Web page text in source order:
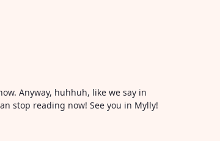
Anyway, huhhuh, like we say in
stop reading now! See you in Mylly!